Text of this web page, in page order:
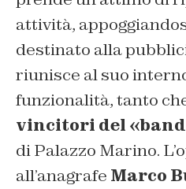
attività,
destinato alla
riunisce al suo
funzionalità, tanto
vincitori del
di Palazzo Marino.
all’anagrafe Marco